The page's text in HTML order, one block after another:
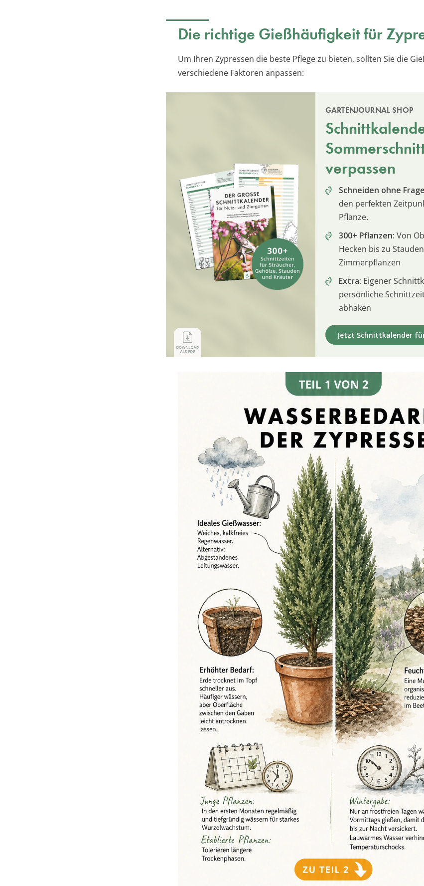
Die richtige Gießhäufigkeit für
Um Ihren Zypressen die beste Pflege zu bieten, sollten Sie die
verschiedene Faktoren anpassen:
GARTENJOURNAL SHOP
verpassen
Schneiden ohne
den perfekten
Pflanze.
300+ Pflanzen: Von
Hecken bis zu
Zimmerpflanzen
Extra: Eigener
persönliche
abhaken
Jetzt Schnittkalender